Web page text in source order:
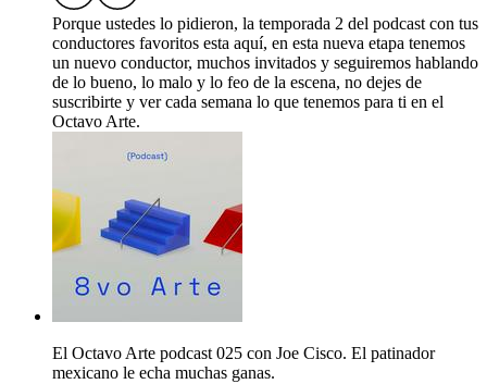
Porque ustedes lo pidieron, la temporada 2 del podcast con tus
conductores favoritos esta aquí, en esta nueva etapa tenemos
un nuevo conductor, muchos invitados y seguiremos hablando
de lo bueno, lo malo y lo feo de la escena, no dejes de
suscribirte y ver cada semana lo que tenemos para ti en el
Octavo Arte.
El Octavo Arte podcast 025 con Joe Cisco. El patinador
mexicano le echa muchas ganas.